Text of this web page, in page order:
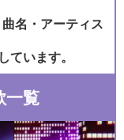
名・アーティス
ています。
一覧